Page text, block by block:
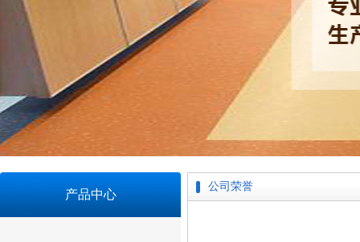
产品中心
公司荣誉